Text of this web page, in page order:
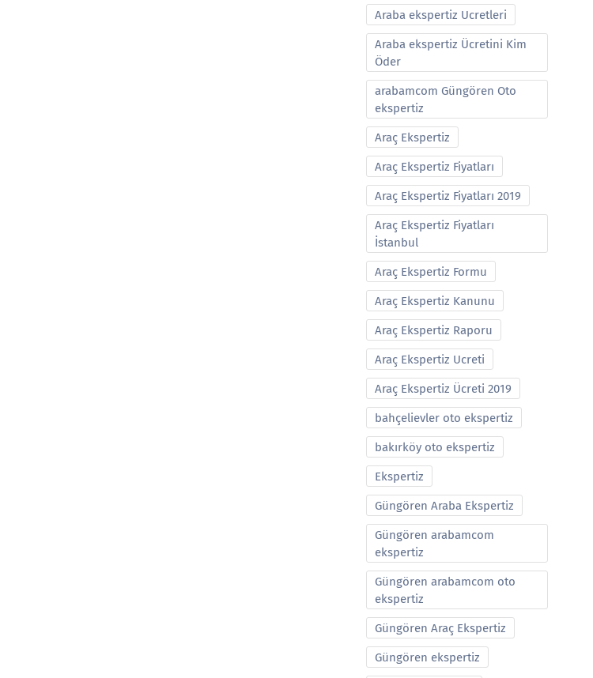
Araba ekspertiz Ucretleri
Araba ekspertiz Ücretini Kim
Öder
arabamcom Güngören Oto
ekspertiz
Araç Ekspertiz
Araç Ekspertiz Fiyatları
Araç Ekspertiz Fiyatları 2019
Araç Ekspertiz Fiyatları
İstanbul
Araç Ekspertiz Formu
Araç Ekspertiz Kanunu
Araç Ekspertiz Raporu
Araç Ekspertiz Ucreti
Araç Ekspertiz Ücreti 2019
bahçelievler oto ekspertiz
bakırköy oto ekspertiz
Ekspertiz
Güngören Araba Ekspertiz
Güngören arabamcom
ekspertiz
Güngören arabamcom oto
ekspertiz
Güngören Araç Ekspertiz
Güngören ekspertiz